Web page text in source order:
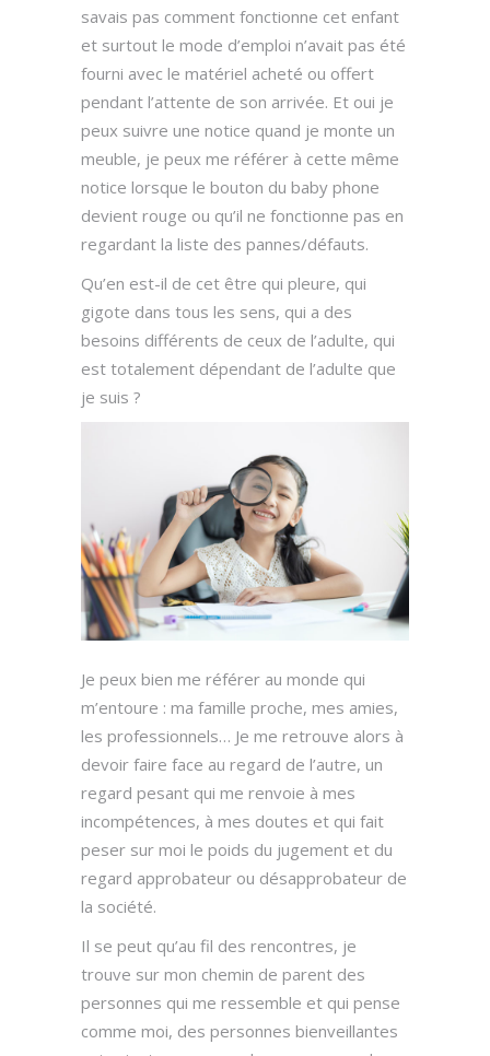
savais pas comment fonctionne cet enfant
et surtout le mode d’emploi n’avait pas été
fourni avec le matériel acheté ou offert
pendant l’attente de son arrivée. Et oui je
peux suivre une notice quand je monte un
meuble, je peux me référer à cette même
notice lorsque le bouton du baby phone
devient rouge ou qu’il ne fonctionne pas en
regardant la liste des pannes/défauts.
Qu’en est-il de cet être qui pleure, qui
gigote dans tous les sens, qui a des
besoins différents de ceux de l’adulte, qui
est totalement dépendant de l’adulte que
je suis ?
Je peux bien me référer au monde qui
m’entoure : ma famille proche, mes amies,
les professionnels… Je me retrouve alors à
devoir faire face au regard de l’autre, un
regard pesant qui me renvoie à mes
incompétences, à mes doutes et qui fait
peser sur moi le poids du jugement et du
regard approbateur ou désapprobateur de
la société.
Il se peut qu’au fil des rencontres, je
trouve sur mon chemin de parent des
personnes qui me ressemble et qui pense
comme moi, des personnes bienveillantes